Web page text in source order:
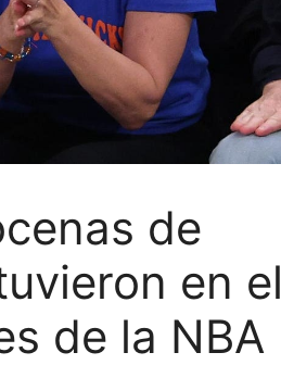
de
en el
de la NBA